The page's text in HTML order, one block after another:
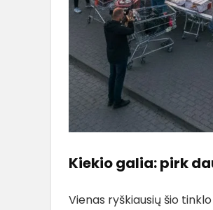
Kiekio galia: pirk
Vienas ryškiausių šio